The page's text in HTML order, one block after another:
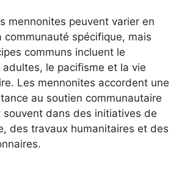
mennonites peuvent varier en
communauté spécifique, mais
communs incluent le
le pacifisme et la vie
Les mennonites accordent une
au soutien communautaire
souvent dans des initiatives de
des travaux humanitaires et des